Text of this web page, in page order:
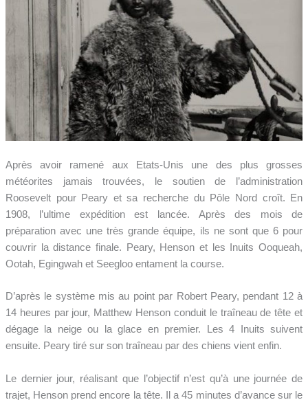
Après avoir ramené aux Etats-Unis une des plus grosses
météorites jamais trouvées, le soutien de l’administration
Roosevelt pour Peary et sa recherche du Pôle Nord croît. En
1908, l’ultime expédition est lancée. Après des mois de
préparation avec une très grande équipe, ils ne sont que 6 pour
couvrir la distance finale. Peary, Henson et les Inuits Ooqueah,
Ootah, Egingwah et Seegloo entament la course.
D’après le système mis au point par Robert Peary, pendant 12 à
14 heures par jour, Matthew Henson conduit le traîneau de tête et
dégage la neige ou la glace en premier. Les 4 Inuits suivent
ensuite. Peary tiré sur son traîneau par des chiens vient enfin.
Le dernier jour, réalisant que l’objectif n’est qu’à une journée de
trajet, Henson prend encore la tête. Il a 45 minutes d’avance sur le